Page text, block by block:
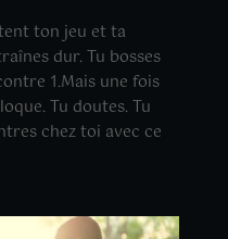
ton jeu et ta
dur. Tu bosses
1.Mais une fois
Tu doutes. Tu
chez toi avec ce